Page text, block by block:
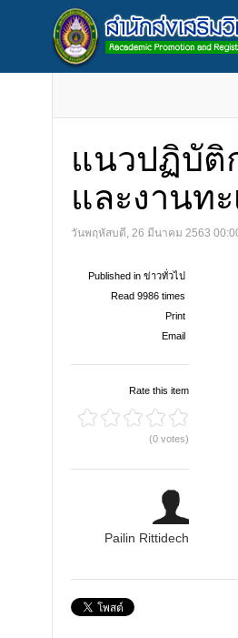
แนวปฏิบัติ
และงานท
วันพฤหัสบดี, 26 มีนาคม 2563
Published in ข่าวทั่วไป
Read 9986 times
Print
Email
Rate this item
(0 votes)
Pailin Rittidech